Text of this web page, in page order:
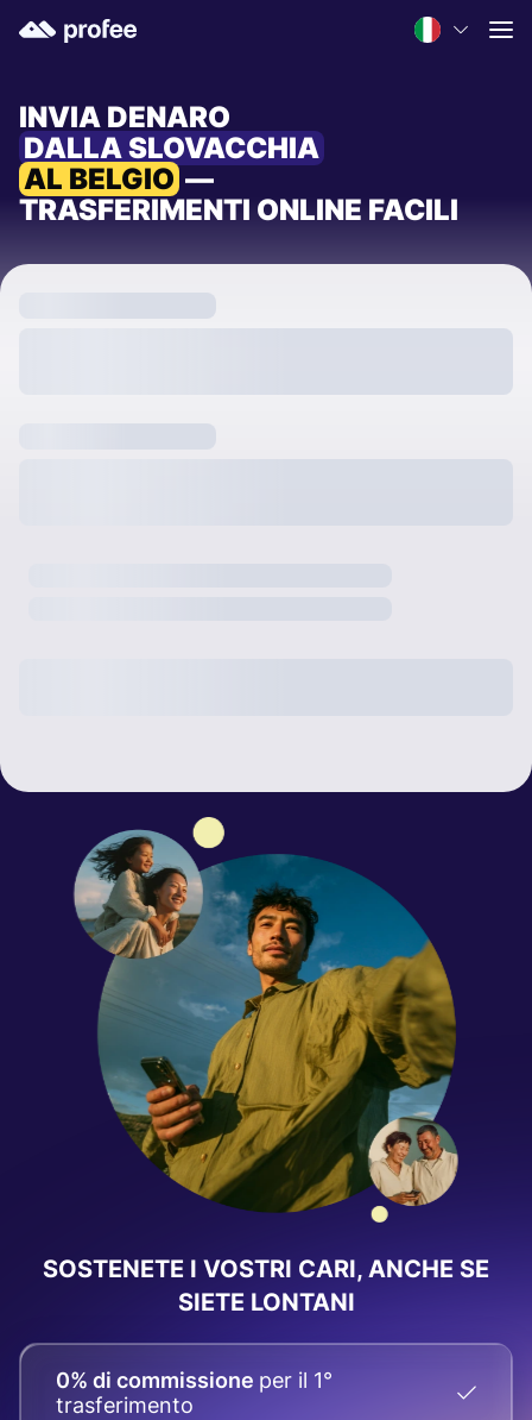
INVIA DENARO
DALLA SLOVACCHIA
AL BELGIO —
TRASFERIMENTI ONLINE FACILI
SOSTENETE I VOSTRI CARI, ANCHE SE
SIETE LONTANI
0% di commissione per il 1°
trasferimento